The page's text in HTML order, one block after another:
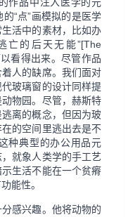
“点”画模拟的是医学
活中的素材，比如办
亡的后天无能”[The
看得出来。尽管作品
人的缺席。我们面对
玻璃窗的设计同样提
物园。尽管，赫斯特
离的概念，但因为玻
的空间里逃出去是不
种典型的办公用品元
就象人类学的手工艺
生活不能在一个贫瘠
能性。
感兴趣。他将动物的